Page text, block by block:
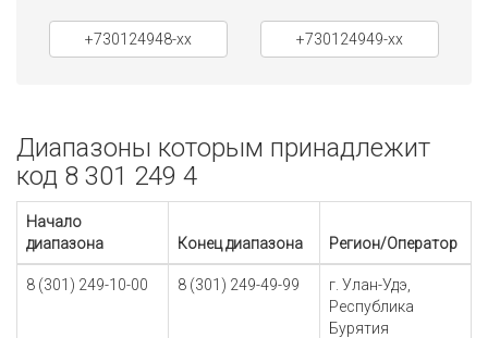
+730124948-xx +730124949-xx
Диапазоны которым принадлежит
код 8 301 249 4
Начало
диапазона
Конец диапазона Регион/Оператор
8 (301) 249-10-00 8 (301) 249-49-99
г. Улан-Удэ,
Республика
Бурятия